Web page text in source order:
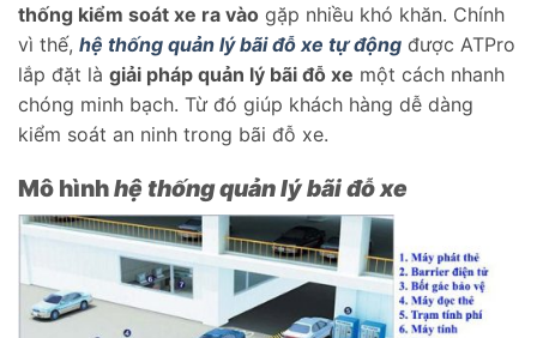
thống kiểm soát xe ra vào gặp nhiều khó khăn. Chính
vì thế, hệ thống quản lý bãi đỗ xe tự động được ATPro
lắp đặt là giải pháp quản lý bãi đỗ xe một cách nhanh
chóng minh bạch. Từ đó giúp khách hàng dễ dàng
kiểm soát an ninh trong bãi đỗ xe.
Mô hìnhhệ thống quản lý bãi đỗ xe